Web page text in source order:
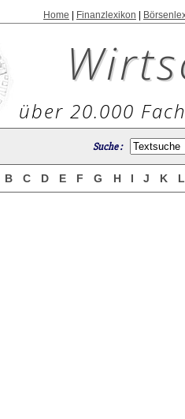
Home Finanzlexikon
über 20.000
Suche :
B C D E F G H I J K